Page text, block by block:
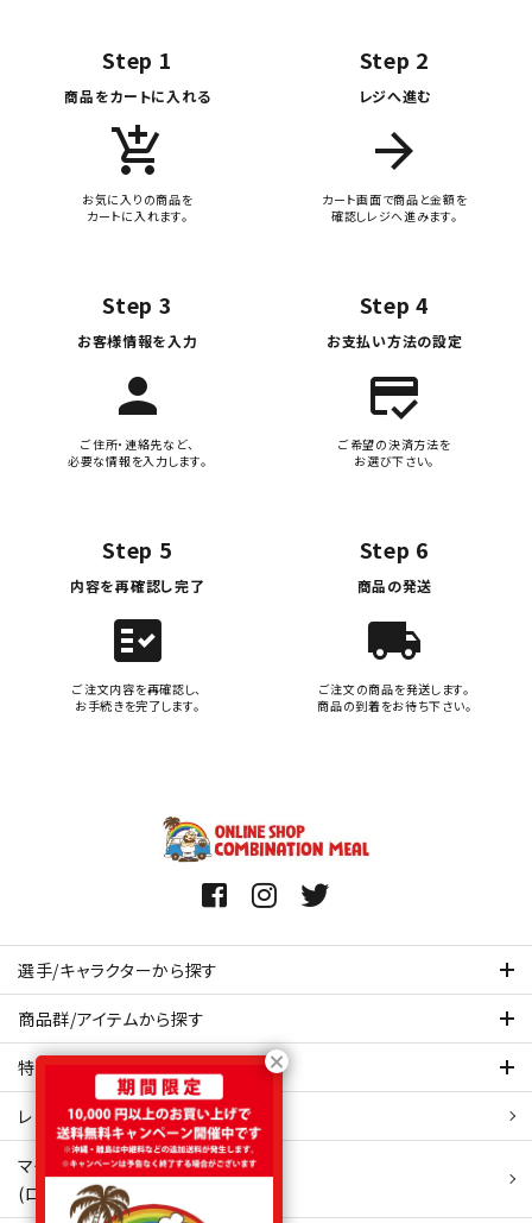
Step 1
商品をカートに入れる
add_shopping_cart
お気に入りの商品を
カートに入れます。
Step 2
レジへ進む
arrow_forward
カート画面で商品と金額を
確認しレジへ進みます。
Step 3
お客様情報を入力
person
ご住所・連絡先など、
必要な情報を入力します。
Step 4
お支払い方法の設定
credit_score
ご希望の決済方法を
お選び下さい。
Step 5
内容を再確認し完了
fact_check
ご注文内容を再確認し、
お手続きを完了します。
Step 6
商品の発送
local_shipping
ご注文の商品を発送します。
商品の到着をお待ち下さい。
選手/キャラクターから探す
商品群/アイテムから探す
特集ページを見てみる
レビュー・口コミ 一覧ページ
マイアカウント
(ログイン/新規会員登録)